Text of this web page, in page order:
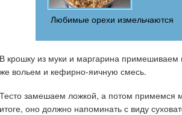
Любимые орехи измельчаются
В крошку из муки и маргарина
же вольем и кефирно-яичную смесь.
Тесто замешаем ложкой, а потом примемся
итоге, оно должно напоминать с виду